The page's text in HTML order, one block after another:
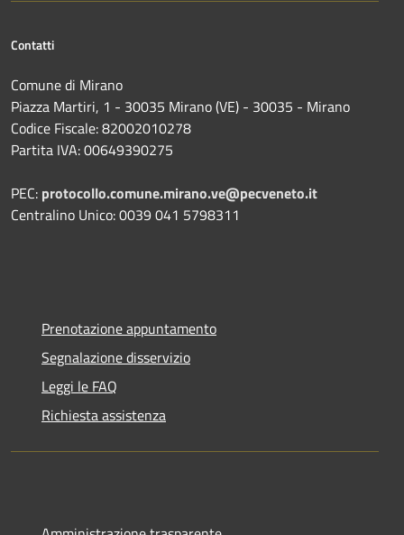
Contatti
Comune di Mirano
Piazza Martiri, 1 - 30035 Mirano (VE) - 30035 - Mirano
Codice Fiscale: 82002010278
Partita IVA: 00649390275
PEC: protocollo.comune.mirano.ve@pecveneto.it
Centralino Unico: 0039 041 5798311
Prenotazione appuntamento
Segnalazione disservizio
Leggi le FAQ
Richiesta assistenza